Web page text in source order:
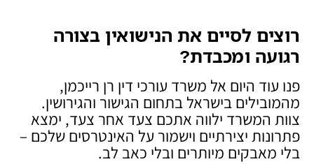
רוצים לסיים את הנישואין בצורה
רגועה ומכבדת?
פנו עוד היום אל משרד עורכי דין רן רייכמן,
מהמובילים בישראל בתחום הגישור והגירושין.
צוות המשרד ילווה אתכם צעד אחר צעד, ימצא
פתרונות יצירתיים וישמור על האינטרסים שלכם –
בלי מאבקים מיותרים ובלי כאב לב.